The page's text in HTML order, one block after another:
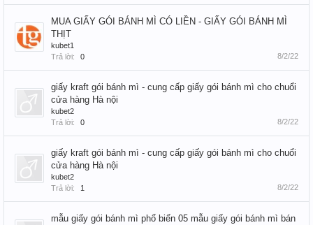
MUA GIẤY GÓI BÁNH MÌ CÓ LIỀN - GIẤY GÓI BÁNH MÌ
THỊT
kubet1
Trả lời:
0 8/2/22
giấy kraft gói bánh mì - cung cấp giấy gói bánh mì cho chuổi
cửa hàng Hà nội
kubet2
Trả lời:
0 8/2/22
giấy kraft gói bánh mì - cung cấp giấy gói bánh mì cho chuổi
cửa hàng Hà nội
kubet2
Trả lời:
1 8/2/22
mẫu giấy gói bánh mì phổ biến 05 mẫu giấy gói bánh mì bán